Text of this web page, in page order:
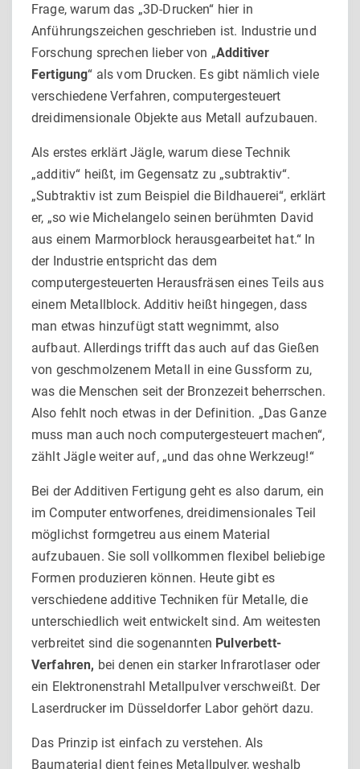
Frage, warum das „3D-Drucken“ hier in
Anführungszeichen geschrieben ist. Industrie und
Forschung sprechen lieber von „Additiver
Fertigung“ als vom Drucken. Es gibt nämlich viele
verschiedene Verfahren, computergesteuert
dreidimensionale Objekte aus Metall aufzubauen.
Als erstes erklärt Jägle, warum diese Technik
„additiv“ heißt, im Gegensatz zu „subtraktiv“.
„Subtraktiv ist zum Beispiel die Bildhauerei“, erklärt
er, „so wie Michelangelo seinen berühmten David
aus einem Marmorblock herausgearbeitet hat.“ In
der In­dustrie entspricht das dem
computergesteuerten Herausfräsen eines Teils aus
einem Metallblock. Additiv heißt hingegen, dass
man etwas hinzufügt statt wegnimmt, also
aufbaut. Allerdings trifft das auch auf das Gießen
von geschmolzenem Metall in eine Gussform zu,
was die Menschen seit der Bronzezeit be­herrschen.
Also fehlt noch etwas in der Definition. „Das Ganze
muss man auch noch computergesteuert machen“,
zählt Jägle weiter auf, „und das ohne Werkzeug!“
Bei der Additiven Fertigung geht es also darum, ein
im Compu­ter entworfenes, dreidimensionales Teil
möglichst formgetreu aus einem Material
aufzubauen. Sie soll vollkommen flexibel beliebige
Formen produzieren können. Heute gibt es
verschie­dene additive Techniken für Metalle, die
unterschiedlich weit entwickelt sind. Am weitesten
verbreitet sind die sogenannten Pulverbett-
Verfahren, bei denen ein starker Infrarotlaser oder
ein Elektronenstrahl Metallpulver verschweißt. Der
Laserdru­cker im Düsseldorfer Labor gehört dazu.
Das Prinzip ist einfach zu verstehen. Als
Baumaterial dient feines Metallpulver, weshalb